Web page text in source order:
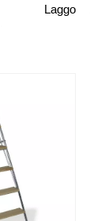
Laggo